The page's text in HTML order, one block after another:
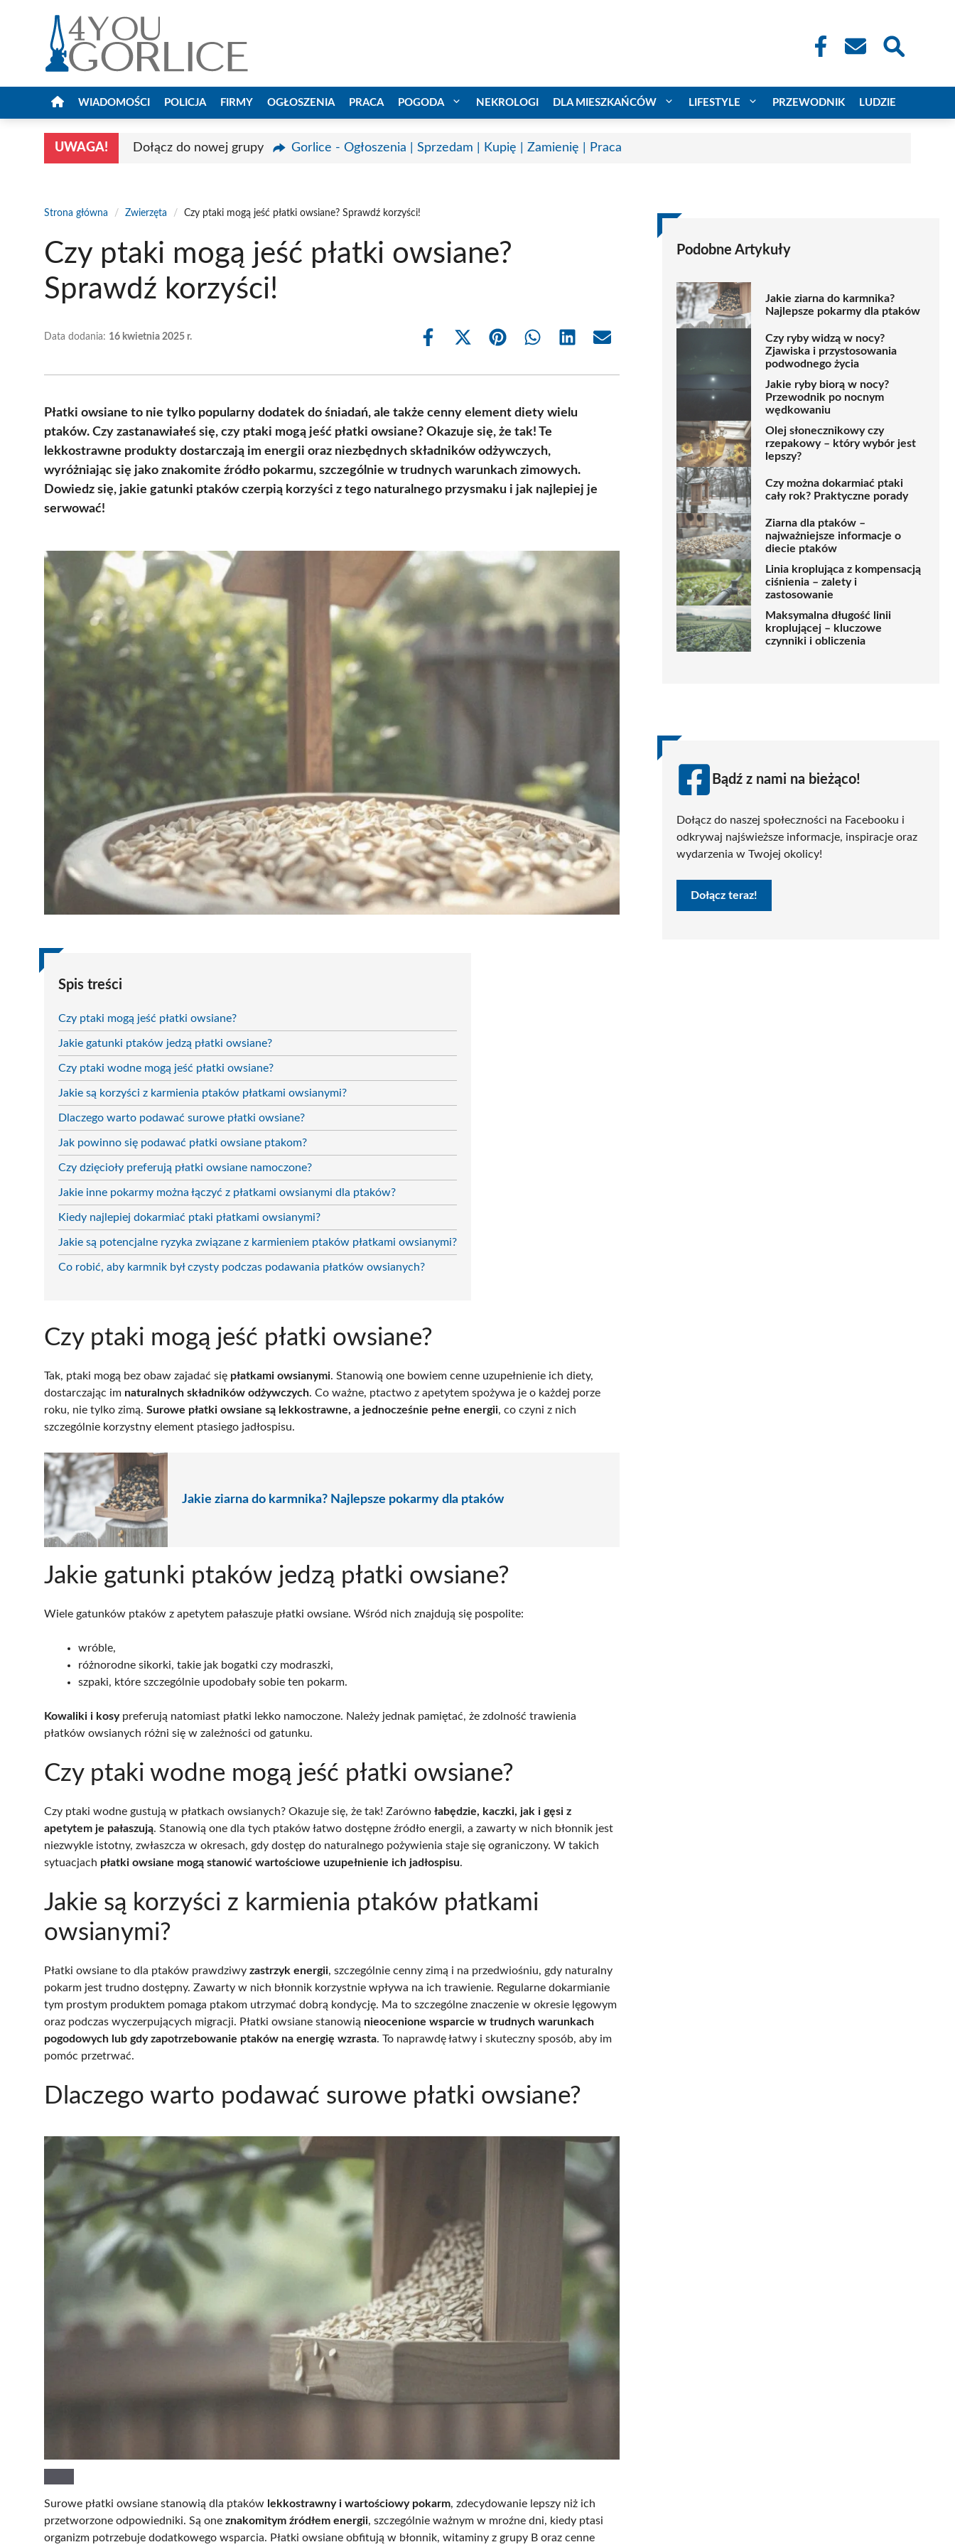
WIADOMOŚCI POLICJA FIRMY OGŁOSZENIA PRACA POGODA NEKROLOGI DLA MIESZKAŃCÓW LIFESTYLE PRZEWODNIK LUDZIE
UWAGA! Dołącz do nowej grupy Gorlice - Ogłoszenia | Sprzedam | Kupię | Zamienię | Praca
Strona główna / Zwierzęta / Czy ptaki mogą jeść płatki owsiane? Sprawdź korzyści!
Czy ptaki mogą jeść płatki owsiane?
Sprawdź korzyści!
Data dodania: 16 kwietnia 2025 r.
Share
Share
(Twitter)
Share Share Share Share
Płatki owsiane to nie tylko popularny dodatek do śniadań, ale także cenny element diety wielu
ptaków. Czy zastanawiałeś się, czy ptaki mogą jeść płatki owsiane? Okazuje się, że tak! Te
lekkostrawne produkty dostarczają im energii oraz niezbędnych składników odżywczych,
wyróżniając się jako znakomite źródło pokarmu, szczególnie w trudnych warunkach zimowych.
Dowiedz się, jakie gatunki ptaków czerpią korzyści z tego naturalnego przysmaku i jak najlepiej je
serwować!
Spis treści
Czy ptaki mogą jeść płatki owsiane?
Jakie gatunki ptaków jedzą płatki owsiane?
Czy ptaki wodne mogą jeść płatki owsiane?
Jakie są korzyści z karmienia ptaków płatkami owsianymi?
Dlaczego warto podawać surowe płatki owsiane?
Jak powinno się podawać płatki owsiane ptakom?
Czy dzięcioły preferują płatki owsiane namoczone?
Jakie inne pokarmy można łączyć z płatkami owsianymi dla ptaków?
Kiedy najlepiej dokarmiać ptaki płatkami owsianymi?
Jakie są potencjalne ryzyka związane z karmieniem ptaków płatkami owsianymi?
Co robić, aby karmnik był czysty podczas podawania płatków owsianych?
Czy ptaki mogą jeść płatki owsiane?
Tak, ptaki mogą bez obaw zajadać się płatkami owsianymi. Stanowią one bowiem cenne uzupełnienie ich diety,
dostarczając im naturalnych składników odżywczych. Co ważne, ptactwo z apetytem spożywa je o każdej porze
roku, nie tylko zimą. Surowe płatki owsiane są lekkostrawne, a jednocześnie pełne energii, co czyni z nich
szczególnie korzystny element ptasiego jadłospisu.
Jakie ziarna do karmnika? Najlepsze pokarmy dla ptaków
Jakie gatunki ptaków jedzą płatki owsiane?
Wiele gatunków ptaków z apetytem pałaszuje płatki owsiane. Wśród nich znajdują się pospolite:
wróble,
różnorodne sikorki, takie jak bogatki czy modraszki,
szpaki, które szczególnie upodobały sobie ten pokarm.
Kowaliki i kosypreferują natomiast płatki lekko namoczone. Należy jednak pamiętać, że zdolność trawienia
płatków owsianych różni się w zależności od gatunku.
Czy ptaki wodne mogą jeść płatki owsiane?
Czy ptaki wodne gustują w płatkach owsianych? Okazuje się, że tak! Zarówno łabędzie, kaczki, jak i gęsi z
apetytem je pałaszują. Stanowią one dla tych ptaków łatwo dostępne źródło energii, a zawarty w nich błonnik jest
niezwykle istotny, zwłaszcza w okresach, gdy dostęp do naturalnego pożywienia staje się ograniczony. W takich
sytuacjach płatki owsiane mogą stanowić wartościowe uzupełnienie ich jadłospisu.
Jakie są korzyści z karmienia ptaków płatkami
owsianymi?
Płatki owsiane to dla ptaków prawdziwy zastrzyk energii, szczególnie cenny zimą i na przedwiośniu, gdy naturalny
pokarm jest trudno dostępny. Zawarty w nich błonnik korzystnie wpływa na ich trawienie. Regularne dokarmianie
tym prostym produktem pomaga ptakom utrzymać dobrą kondycję. Ma to szczególne znaczenie w okresie lęgowym
oraz podczas wyczerpujących migracji. Płatki owsiane stanowią nieocenione wsparcie w trudnych warunkach
pogodowych lub gdy zapotrzebowanie ptaków na energię wzrasta. To naprawdę łatwy i skuteczny sposób, aby im
pomóc przetrwać.
Dlaczego warto podawać surowe płatki owsiane?
Surowe płatki owsiane stanowią dla ptaków lekkostrawny i wartościowy pokarm, zdecydowanie lepszy niż ich
przetworzone odpowiedniki. Są one znakomitym źródłem energii, szczególnie ważnym w mroźne dni, kiedy ptasi
organizm potrzebuje dodatkowego wsparcia. Płatki owsiane obfitują w błonnik, witaminy z grupy B oraz cenne
Podobne Artykuły
Jakie ziarna do karmnika?
Najlepsze pokarmy dla ptaków
Czy ryby widzą w nocy?
Zjawiska i przystosowania
podwodnego życia
Jakie ryby biorą w nocy?
Przewodnik po nocnym
wędkowaniu
Olej słonecznikowy czy
rzepakowy – który wybór jest
lepszy?
Czy można dokarmiać ptaki
cały rok? Praktyczne porady
Ziarna dla ptaków –
najważniejsze informacje o
diecie ptaków
Linia kroplująca z kompensacją
ciśnienia – zalety i
zastosowanie
Maksymalna długość linii
kroplującej – kluczowe
czynniki i obliczenia
Bądź z nami na bieżąco!
Dołącz do naszej społeczności na Facebooku i
odkrywaj najświeższe informacje, inspiracje oraz
wydarzenia w Twojej okolicy!
Dołącz teraz!